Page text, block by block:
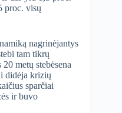
proc. visų
nagrinėjantys
tam tikrų
metų stebėsena
didėja krizių
sparčiai
ir buvo